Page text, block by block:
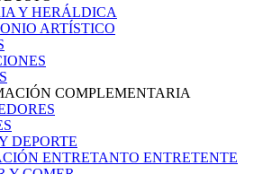
Y HERÁLDICA
ARTÍSTICO
COMPLEMENTARIA
DEPORTE
ENTRETANTO ENTRETENTE